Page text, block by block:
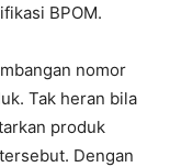
BPOM.
nomor
Tak heran bila
produk
Dengan